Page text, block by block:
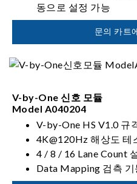
동으로 설정 가능
1 / 2 / 4 / 4+4 레인 카
문의 카트
V-by-One 신호 모듈
Model A040204
V-by-One HS V1.0 규
4K@120Hz 해상도 테
4 / 8 / 16 Lane Count
Data Mapping 검측 기